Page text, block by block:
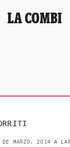
LA COMBI
DE MARZO, 2014 A